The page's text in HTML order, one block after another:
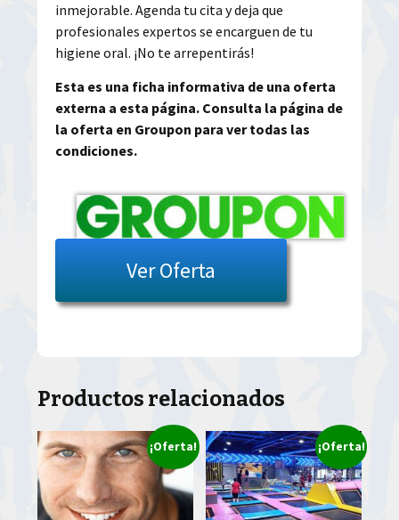
inmejorable. Agenda tu cita y deja que
profesionales expertos se encarguen de tu
higiene oral. ¡No te arrepentirás!
Esta es una ficha informativa de una oferta
externa a esta página. Consulta la página de
la oferta en Groupon para ver todas las
condiciones.
Ver Oferta
Productos relacionados
¡Oferta! ¡Oferta!